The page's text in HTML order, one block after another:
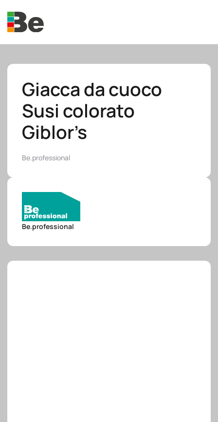
Skip to main content
Giacca da cuoco
Susi colorato
Giblor’s
Be.professional
Be.professional